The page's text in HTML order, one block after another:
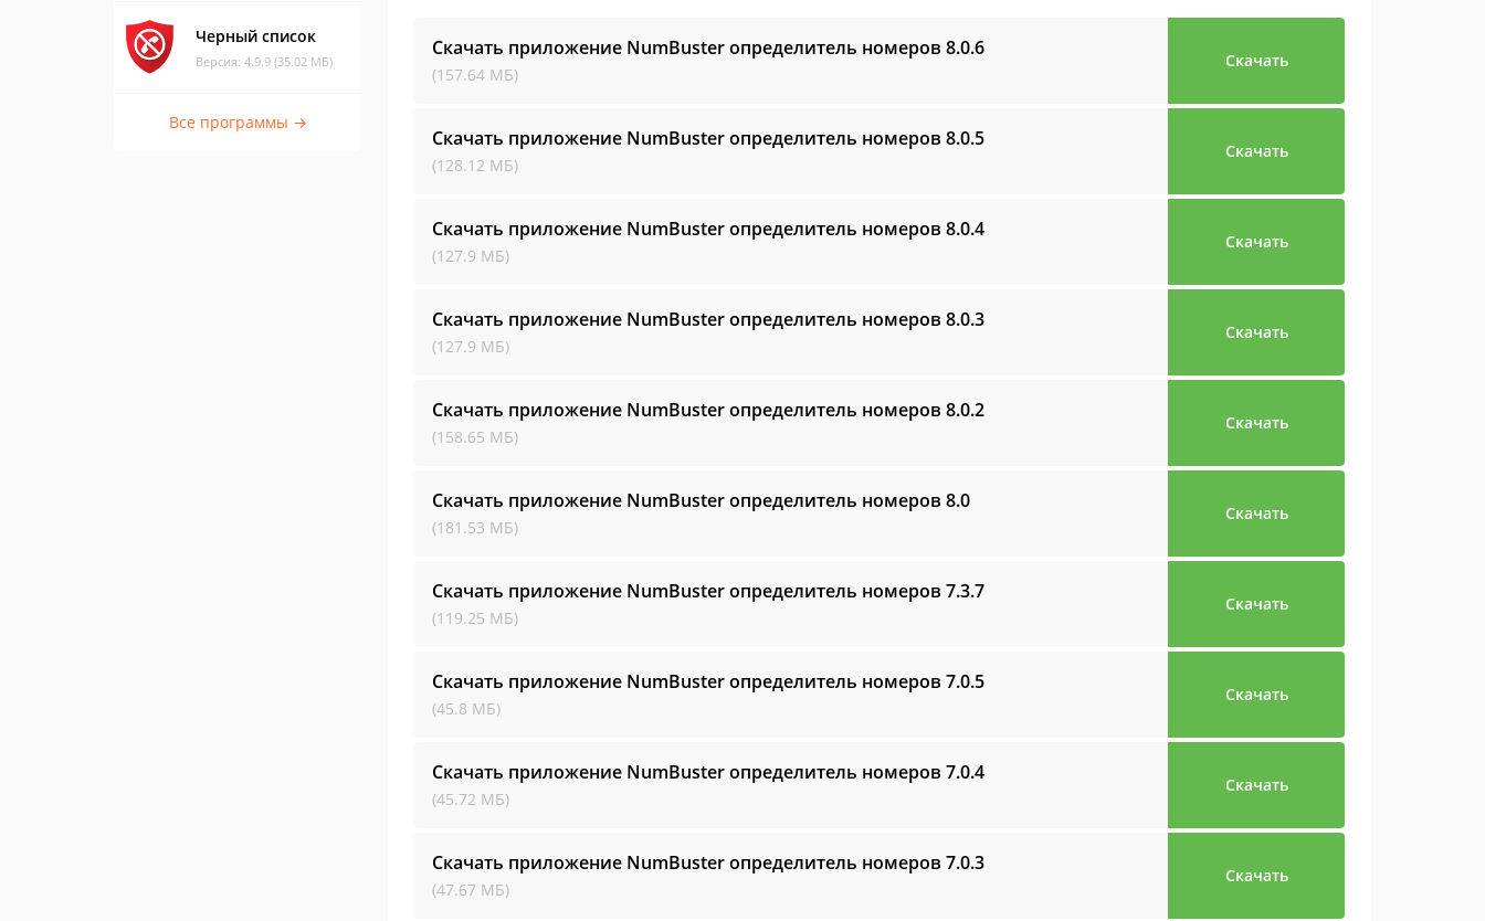
Черный список
Версия: 4.9.9 (35.02 МБ)
Все программы →
Скачать приложение NumBuster определитель номеров 8.0.6
(157.64 МБ)
Скачать
Скачать приложение NumBuster определитель номеров 8.0.5
(128.12 МБ)
Скачать
Скачать приложение NumBuster определитель номеров 8.0.4
(127.9 МБ)
Скачать
Скачать приложение NumBuster определитель номеров 8.0.3
(127.9 МБ)
Скачать
Скачать приложение NumBuster определитель номеров 8.0.2
(158.65 МБ)
Скачать
Скачать приложение NumBuster определитель номеров 8.0
(181.53 МБ)
Скачать
Скачать приложение NumBuster определитель номеров 7.3.7
(119.25 МБ)
Скачать
Скачать приложение NumBuster определитель номеров 7.0.5
(45.8 МБ)
Скачать
Скачать приложение NumBuster определитель номеров 7.0.4
(45.72 МБ)
Скачать
Скачать приложение NumBuster определитель номеров 7.0.3
(47.67 МБ)
Скачать